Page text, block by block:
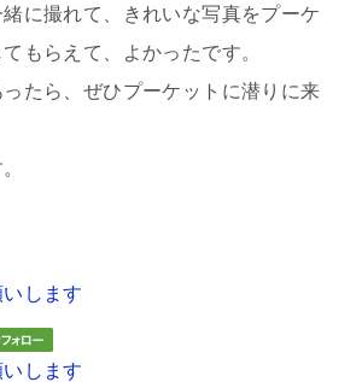
に撮れて、きれいな写真をプーケ
もらえて、よかったです。
たら、ぜひプーケットに潜りに来
します
します